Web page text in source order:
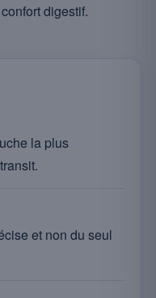
digestif.
la plus
et non du seul